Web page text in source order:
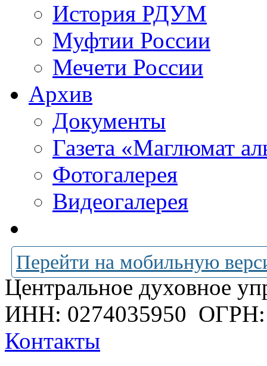
История РДУМ
Муфтии России
Мечети России
Архив
Документы
Газета «Маглюмат
Фотогалерея
Видеогалерея
Перейти на мобильную
Центральное духовное
ИНН: 0274035950 ОГРН:
Контакты